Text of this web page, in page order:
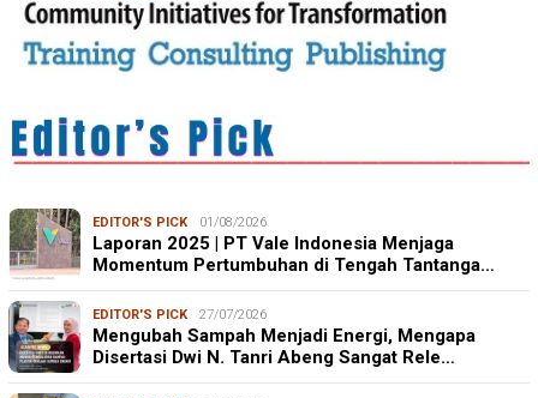
EDITOR'S PICK 01/08/2026
Laporan 2025 | PT Vale Indonesia Menjaga
Momentum Pertumbuhan di Tengah Tantanga…
EDITOR'S PICK 27/07/2026
Mengubah Sampah Menjadi Energi, Mengapa
Disertasi Dwi N. Tanri Abeng Sangat Rele…